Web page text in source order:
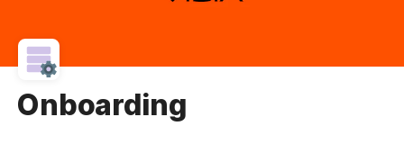
Onboarding